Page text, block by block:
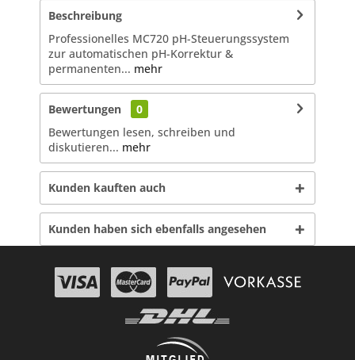
Beschreibung
Professionelles MC720 pH-Steuerungssystem
zur automatischen pH-Korrektur &
permanenten... mehr
Bewertungen
0
Bewertungen lesen, schreiben und
diskutieren... mehr
Kunden kauften auch
Kunden haben sich ebenfalls angesehen